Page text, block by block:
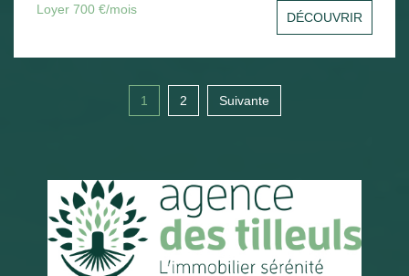
Loyer 700 €/mois
DÉCOUVRIR
1 2 Suivante